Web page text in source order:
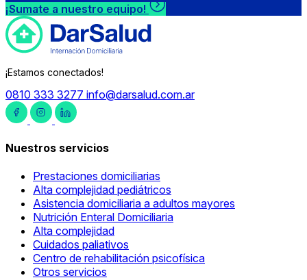
¡Sumate a nuestro equipo!
¡Estamos conectados!
0810 333 3277 info@darsalud.com.ar
Nuestros servicios
Prestaciones domiciliarias
Alta complejidad pediátricos
Asistencia domiciliaria a adultos mayores
Nutrición Enteral Domiciliaria
Alta complejidad
Cuidados paliativos
Centro de rehabilitación psicofísica
Otros servicios